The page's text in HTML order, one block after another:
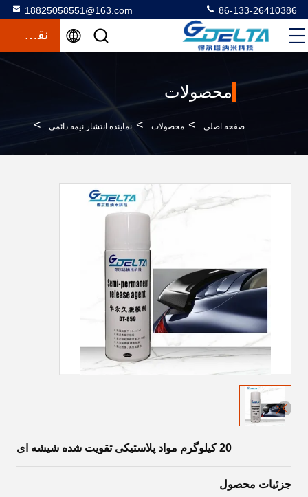
18825058551@163.com 86-133-26410386
نقل قول
محصولات
صفحه اصلی > محصولات > نماینده انتشار نیمه دائمی > 20 کیلوگرم مواد پلاستیکی تقویت شده شیشه ای
20 کیلوگرم مواد پلاستیکی تقویت شده شیشه ای
جزئیات محصول